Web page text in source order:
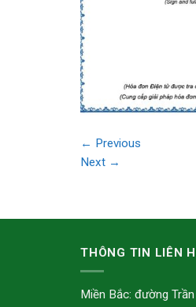
← Previous
Next →
THÔNG TIN LIÊN
Miền Bắc: đường Trần